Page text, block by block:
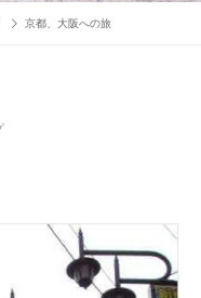
京都、大阪への旅